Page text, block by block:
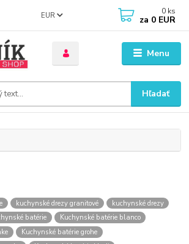
Menu
EUR
Hľadať
0 ks
za 0 EUR
kuchynské drezy granitové
kuchynské drezy
batérie
Kuchynské batérie blanco
Kuchynské batérie grohe